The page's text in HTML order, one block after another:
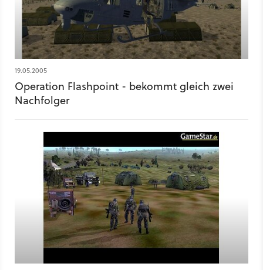
19.05.2005
Operation Flashpoint - bekommt gleich zwei
Nachfolger